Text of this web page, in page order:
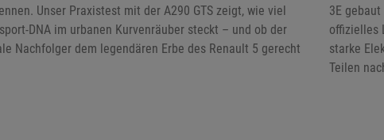
Unser Praxistest mit der A290 GTS zeigt, wie viel
DNA im urbanen Kurvenräuber steckt – und ob der
Nachfolger dem legendären Erbe des Renault 5 gerecht
3E
offizielles
starke
Teilen